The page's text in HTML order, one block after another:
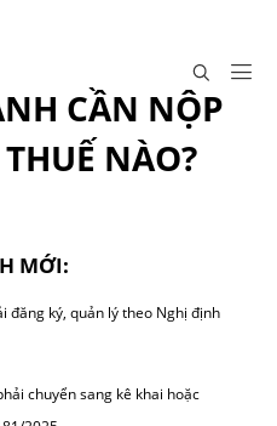
CẦN
THUẾ NÀO?
MỚI: